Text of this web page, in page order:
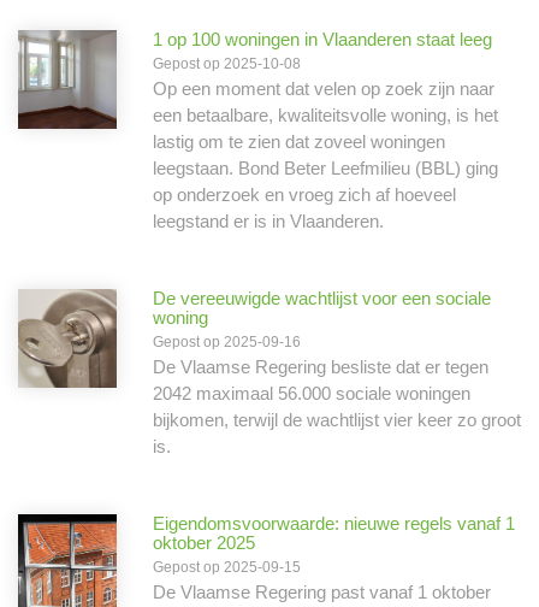
1 op 100 woningen in Vlaanderen staat leeg
Gepost op 2025-10-08
Op een moment dat velen op zoek zijn naar
een betaalbare, kwaliteitsvolle woning, is het
lastig om te zien dat zoveel woningen
leegstaan. Bond Beter Leefmilieu (BBL) ging
op onderzoek en vroeg zich af hoeveel
leegstand er is in Vlaanderen.
De vereeuwigde wachtlijst voor een sociale
woning
Gepost op 2025-09-16
De Vlaamse Regering besliste dat er tegen
2042 maximaal 56.000 sociale woningen
bijkomen, terwijl de wachtlijst vier keer zo groot
is.
Eigendomsvoorwaarde: nieuwe regels vanaf 1
oktober 2025
Gepost op 2025-09-15
De Vlaamse Regering past vanaf 1 oktober